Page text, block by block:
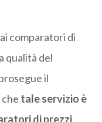
comparatori di
qualità del
il
tale servizio è
di prezzi